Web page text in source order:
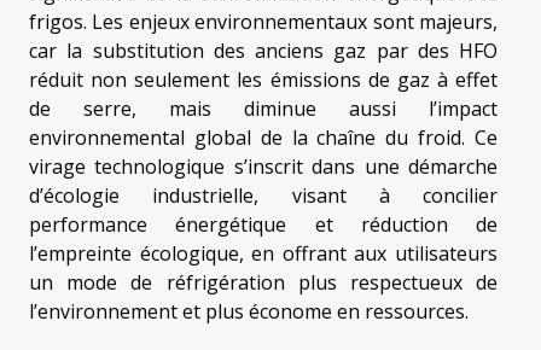
frigos. Les enjeux environnementaux sont majeurs,
car la substitution des anciens gaz par des HFO
réduit non seulement les émissions de gaz à effet
de serre, mais diminue aussi l’impact
environnemental global de la chaîne du froid. Ce
virage technologique s’inscrit dans une démarche
d’écologie industrielle, visant à concilier
performance énergétique et réduction de
l’empreinte écologique, en offrant aux utilisateurs
un mode de réfrigération plus respectueux de
l’environnement et plus économe en ressources.